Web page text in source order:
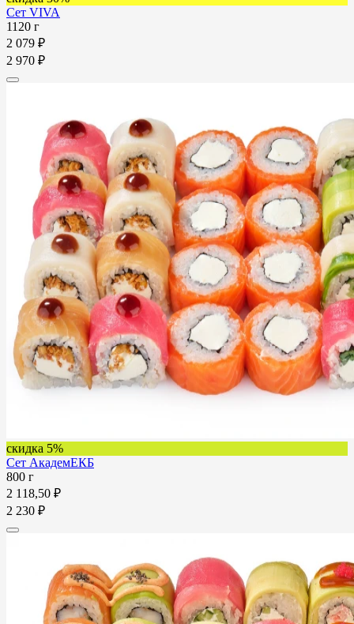
Сет VIVA
1120 г
2 079 ₽
2 970 ₽
скидка 5%
Сет АкадемЕКБ
800 г
2 118,50 ₽
2 230 ₽